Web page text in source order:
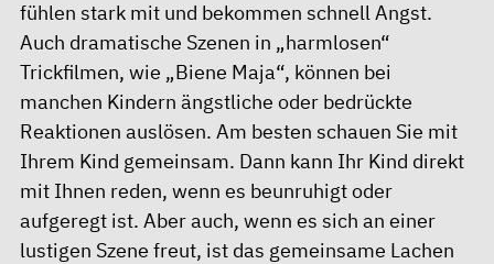
fühlen stark mit und bekommen schnell Angst.
Auch dramatische Szenen in „harmlosen“
Trickfilmen, wie „Biene Maja“, können bei
manchen Kindern ängstliche oder bedrückte
Reaktionen auslösen. Am besten schauen Sie mit
Ihrem Kind gemeinsam. Dann kann Ihr Kind direkt
mit Ihnen reden, wenn es beunruhigt oder
aufgeregt ist. Aber auch, wenn es sich an einer
lustigen Szene freut, ist das gemeinsame Lachen